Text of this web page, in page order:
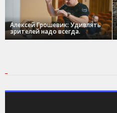
Алексей Грошевик: Удивлять
зрителей надо всегда.